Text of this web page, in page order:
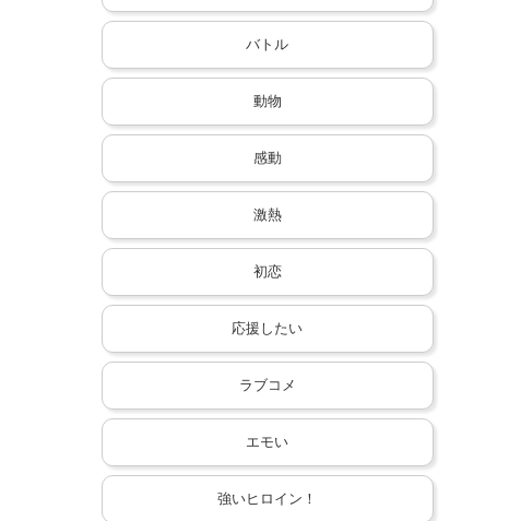
バトル
動物
感動
激熱
初恋
応援したい
ラブコメ
エモい
強いヒロイン！